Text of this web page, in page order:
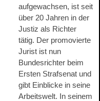
aufgewachsen, ist seit
über 20 Jahren in der
Justiz als Richter
tätig. Der promovierte
Jurist ist nun
Bundesrichter beim
Ersten Strafsenat und
gibt Einblicke in seine
Arbeitswelt. In seinem